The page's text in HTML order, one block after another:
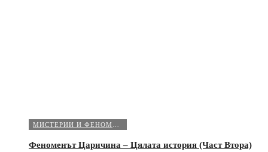
Феноменът Царичина – Цялата история (Част Втора)